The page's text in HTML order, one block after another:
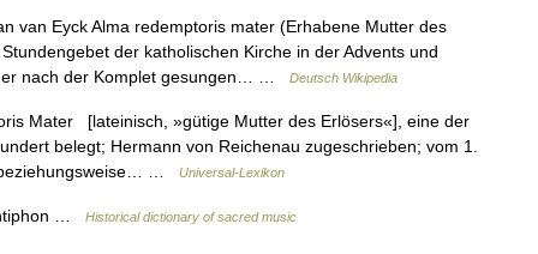
van Eyck Alma redemptoris mater (Erhabene Mutter des
der katholischen Kirche in der Advents und
nach der Komplet gesungen… …
Deutsch Wikipedia
Mater [lateinisch, »gütige Mutter des Erlösers«], eine der
belegt; Hermann von Reichenau zugeschrieben; vom 1.
beziehungsweise… …
Universal-Lexikon
… Historical dictionary of sacred music